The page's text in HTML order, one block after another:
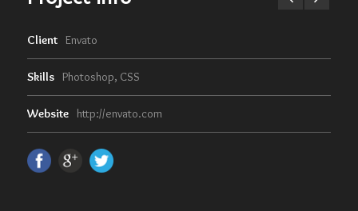
Client Envato
Skills Photoshop, CSS
Website http://envato.com